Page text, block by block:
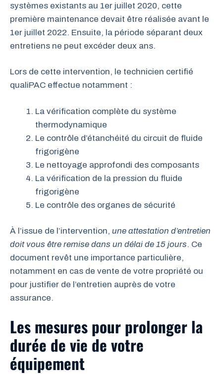
systèmes existants au 1er juillet 2020, cette
première maintenance devait être réalisée avant le
1er juillet 2022. Ensuite, la période séparant deux
entretiens ne peut excéder deux ans.
Lors de cette intervention, le technicien certifié
qualiPAC effectue notamment :
La vérification complète du système
thermodynamique
Le contrôle d’étanchéité du circuit de fluide
frigorigène
Le nettoyage approfondi des composants
La vérification de la pression du fluide
frigorigène
Le contrôle des organes de sécurité
À l’issue de l’intervention, une attestation d’entretien
doit vous être remise dans un délai de 15 jours. Ce
document revêt une importance particulière,
notamment en cas de vente de votre propriété ou
pour justifier de l’entretien auprès de votre
assurance.
Les mesures pour prolonger la
durée de vie de votre
équipement